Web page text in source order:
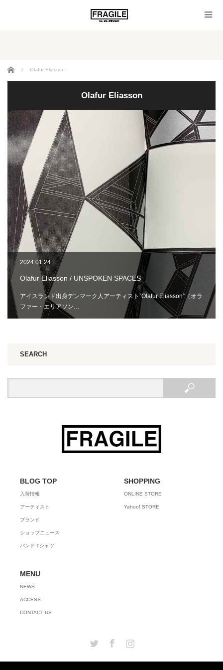
ホーム Olafur Eliasson
Olafur Eliasson
2024.01.24
Olafur Eliasson / UNSPOKEN SPACES
アイスランド出身デンマーク人アーティスト”Olafur Eliasson”（オラ
ファー・エリアソン…
SEARCH
BLOG TOP
入荷情報
アーティスト
ブランド
ショップニュース
バンド Tシャツ
SHOPPING
ONLINE STORE
Yahoo! STORE
MENU
NEWS
ACCESS
CONTACT US
Twitter Facebook